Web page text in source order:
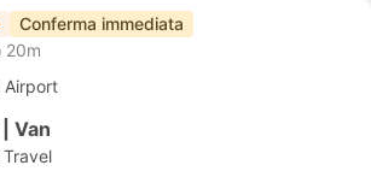
Conferma immediata
20m
Airport
Van
Travel